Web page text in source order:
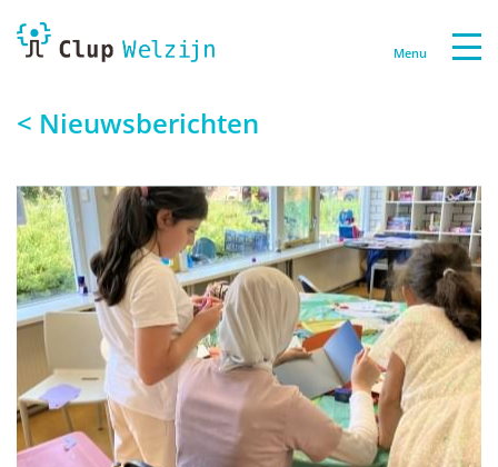
Menu
< Nieuwsberichten